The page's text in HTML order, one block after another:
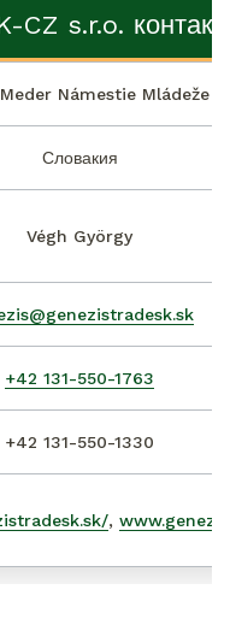
CZ s.r.o.
Námestie Mládeže
Словакия
Végh György
+42 131-550-1763
+42 131-550-1330
,